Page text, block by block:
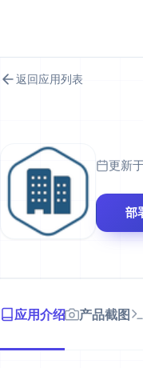
返回应用列表
更新
部
应用介绍 产品截图